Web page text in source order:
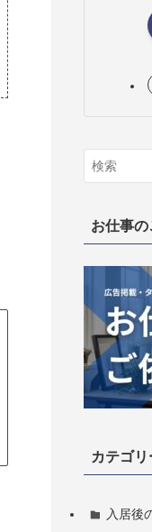
お仕事
カテゴリ
入居後